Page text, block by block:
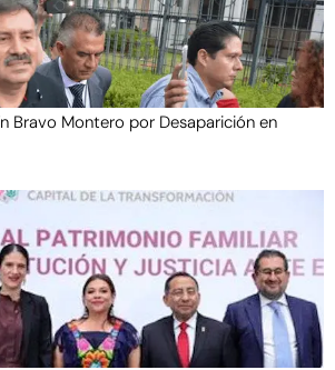
Bravo Montero por Desaparición en